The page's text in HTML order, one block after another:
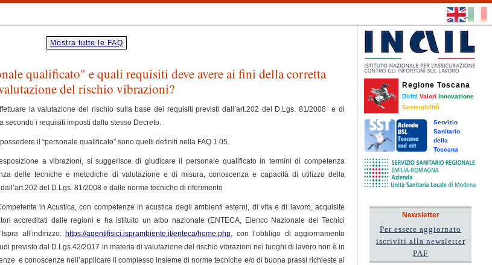
Mostra tutte le FAQ
qualificato" e quali requisiti deve avere ai fini della corretta
del rischio vibrazioni?
la valutazione del rischio sulla base dei requisiti previsti dall’art.202 del D.Lgs. 81/2008 e di
secondo i requisiti imposti dallo stesso Decreto.
il “personale qualificato” sono quelli definiti nella FAQ 1.05.
a vibrazioni, si suggerisce di giudicare il personale qualificato in termini di competenza
delle tecniche e metodiche di valutazione e di misura, conoscenza e capacità di utilizzo della
del D.Lgs. 81/2008 e dalle norme tecniche di riferimento
in Acustica, con competenze in acustica degli ambienti esterni, di vita e di lavoro, acquisite
accreditati dalle regioni e ha istituito un albo nazionale (ENTECA, Elenco Nazionale dei Tecnici
all’indirizzo: https://agentifisici.isprambiente.it/enteca/home.php, con l’obbligo di aggiornamento
previsto dal D.Lgs.42/2017 in materia di valutazione del rischio vibrazioni nei luoghi di lavoro non è in
e conoscenze nell’applicare il complesso insieme di norme tecniche e/o di buona prassi richieste ai
Regione Toscana
Diritti Valori Innovazione
SostenibilitÃ
Servizio
Sanitario
della
Toscana
Newsletter
Per essere aggiornato
iscriviti alla newsletter
PAF